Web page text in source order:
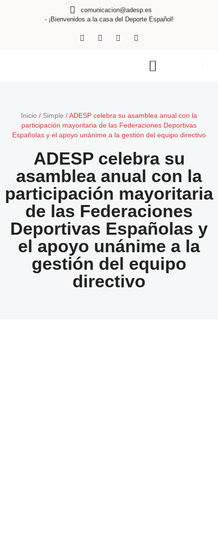
comunicacion@adesp.es
- ¡Bienvenidos a la casa del Deporte Español!
Inicio / Simple / ADESP celebra su asamblea anual con la
participación mayoritaria de las Federaciones Deportivas
Españolas y el apoyo unánime a la gestión del equipo directivo
ADESP celebra su
asamblea anual con la
participación mayoritaria
de las Federaciones
Deportivas Españolas y
el apoyo unánime a la
gestión del equipo
directivo